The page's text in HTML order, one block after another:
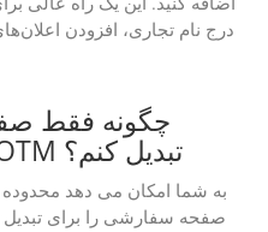
درج نام تجاری، افزودن
چگونه فقط
صفحه را از CF2 به POTM تبدیل کنم؟
صفحه سفارشی را برای تبدیل